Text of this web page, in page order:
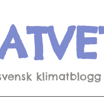
klimatblogg